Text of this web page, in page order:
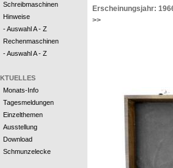
Schreibmaschinen
Hinweise
- Auswahl A - Z
Rechenmaschinen
- Auswahl A - Z
Monats-Info
Tagesmeldungen
Einzelthemen
Ausstellung
Download
Schmunzelecke
Erscheinungsjahr:
>>